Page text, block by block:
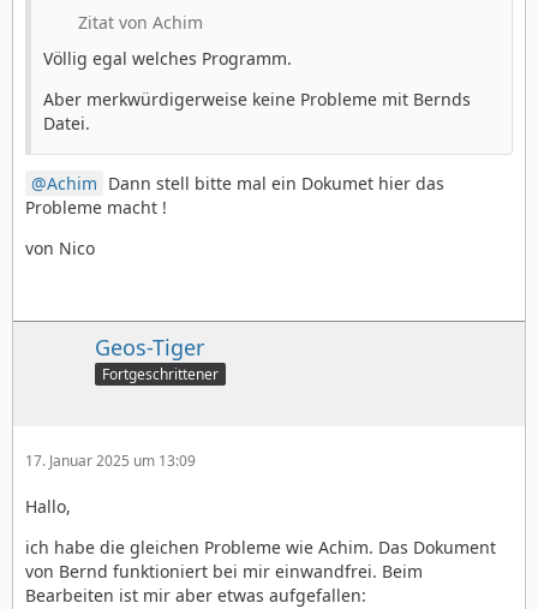
Zitat von Achim
Völlig egal welches Programm.
Aber merkwürdigerweise keine Probleme mit Bernds
Datei.
Achim Dann stell bitte mal ein Dokumet hier das
Probleme macht !
von Nico
Geos-Tiger
Fortgeschrittener
17. Januar 2025 um 13:09
Hallo,
ich habe die gleichen Probleme wie Achim. Das Dokument
von Bernd funktioniert bei mir einwandfrei. Beim
Bearbeiten ist mir aber etwas aufgefallen: